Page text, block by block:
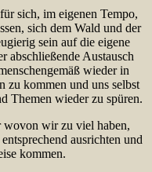
sich, im eigenen Tempo,
sich dem Wald und der
sein auf die eigene
abschließende Austausch
wieder in
zu kommen und uns selbst
Themen wieder zu spüren.
wovon wir zu viel haben,
ausrichten und
kommen.